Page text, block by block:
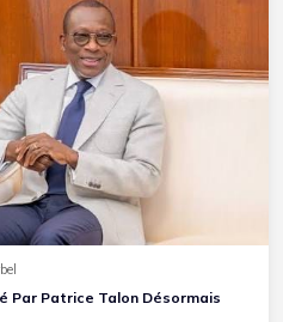
Par Patrice Talon Désormais